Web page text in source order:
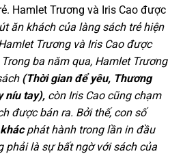
Hamlet Trương và Iris Cao được
ăn khách của làng sách trẻ hiện
Trương và Iris Cao được
ba năm qua, Hamlet Trương
(Thời gian để yêu, Thương
níu tay), còn Iris Cao cũng chạm
được bán ra. Bởi thế, con số
phát hành trong lần in đầu
phải là sự bất ngờ với sách của